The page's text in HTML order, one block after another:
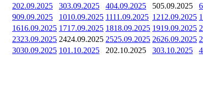
202.09.2025 303.09.2025 404.09.2025 505.09.2025 6
909.09.2025 1010.09.2025 1111.09.2025 1212.09.2025
1616.09.2025 1717.09.2025 1818.09.2025 1919.09.2025
2323.09.2025 2424.09.2025 2525.09.2025 2626.09.2025
3030.09.2025 101.10.2025 202.10.2025 303.10.2025 4